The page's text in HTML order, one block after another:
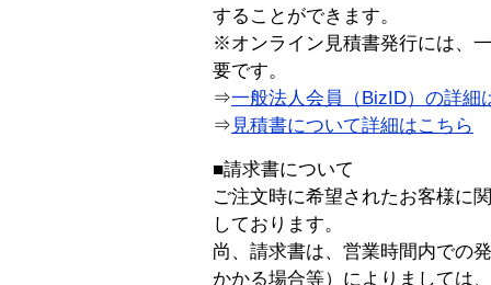
することができます。
※オンライン見積書発行には、
要です。
⇒一般法人会員（BizID）の詳細
⇒ 見積書について詳細はこちら
■請求書について
ご注文時に希望されたお客様に
しております。
尚、請求書は、営業時間内での
かかる場合等）によりましては